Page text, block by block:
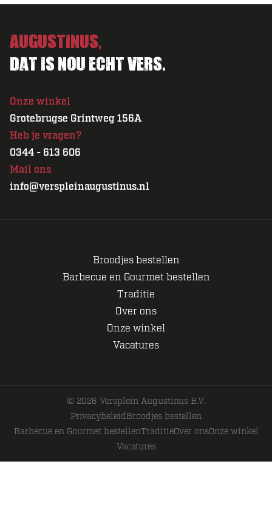
Augustinus,
Dat is nou echt vers.
Onze winkel
Grotebrugse Grintweg 156A
Heb je vragen?
0344 - 613 606
Mail ons
info@verspleinaugustinus.nl
Broodjes bestellen
Barbecue en Gourmet bestellen
Traditie
Over ons
Onze winkel
Vacatures
© 2026 Versplein Augustinus B.V.
PrivacybeleidBroodjes bestellen
Barbecue en Gourmet bestellenTraditieOver onsOnze winkel
Vacatures